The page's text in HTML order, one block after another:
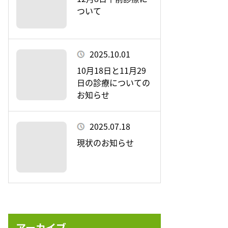
ついて
2025.10.01
10月18日と11月29
日の診療についての
お知らせ
2025.07.18
現状のお知らせ